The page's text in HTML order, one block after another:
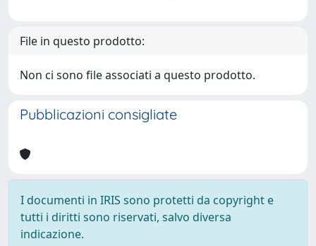
File in questo prodotto:
Non ci sono file associati a questo prodotto.
Pubblicazioni consigliate
I documenti in IRIS sono protetti da copyright e
tutti i diritti sono riservati, salvo diversa
indicazione.